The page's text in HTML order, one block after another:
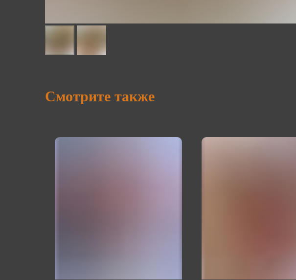
Смотрите также